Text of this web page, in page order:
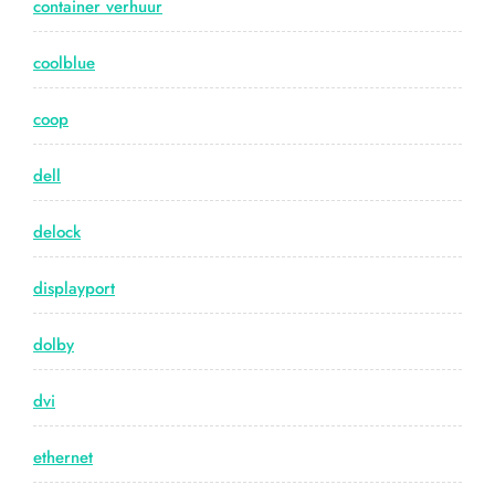
container verhuur
coolblue
coop
dell
delock
displayport
dolby
dvi
ethernet